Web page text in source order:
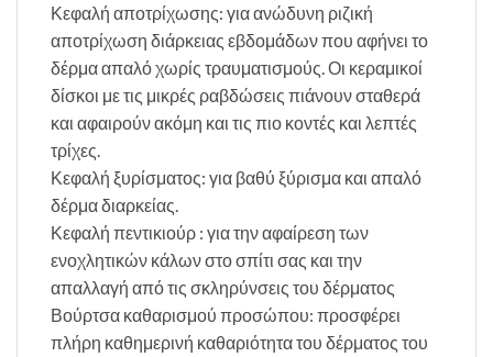
Κεφαλή αποτρίχωσης: για ανώδυνη ριζική
αποτρίχωση διάρκειας εβδομάδων που αφήνει το
δέρμα απαλό χωρίς τραυματισμούς. Οι κεραμικοί
δίσκοι με τις μικρές ραβδώσεις πιάνουν σταθερά
και αφαιρούν ακόμη και τις πιο κοντές και λεπτές
τρίχες.
Κεφαλή ξυρίσματος: για βαθύ ξύρισμα και απαλό
δέρμα διαρκείας.
Κεφαλή πεντικιούρ : για την αφαίρεση των
ενοχλητικών κάλων στο σπίτι σας και την
απαλλαγή από τις σκληρύνσεις του δέρματος
Βούρτσα καθαρισμού προσώπου: προσφέρει
πλήρη καθημερινή καθαριότητα του δέρματος του